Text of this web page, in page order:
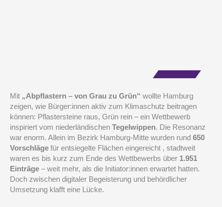
Mit „Abpflastern – von Grau zu Grün“ wollte Hamburg
zeigen, wie Bürger:innen aktiv zum Klimaschutz beitragen
können: Pflastersteine raus, Grün rein – ein Wettbewerb
inspiriert vom niederländischen Tegelwippen. Die Resonanz
war enorm. Allein im Bezirk Hamburg-Mitte wurden rund 650
Vorschläge für entsiegelte Flächen eingereicht , stadtweit
waren es bis kurz zum Ende des Wettbewerbs über 1.951
Einträge – weit mehr, als die Initiator:innen erwartet hatten.
Doch zwischen digitaler Begeisterung und behördlicher
Umsetzung klafft eine Lücke.